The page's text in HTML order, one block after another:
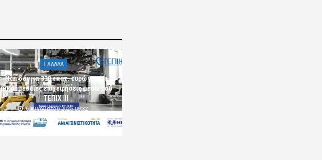
ΕΛΛΑΔΑ
Νέα δάνεια 330 εκατ. ευρώ για τις
μικρομεσαίες επιχειρήσεις μέσω του
ΤΕΠΙΧ ΙΙΙ
6 Αυγούστου 2026 09:32
komotini24